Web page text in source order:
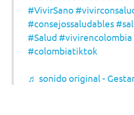
#VivirSano
#consejossaludables
#Salud #vivirencolombia
#colombiatiktok
♬ sonido original -